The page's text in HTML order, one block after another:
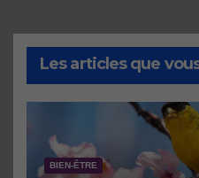
Les articles que
BIEN-ÊTRE